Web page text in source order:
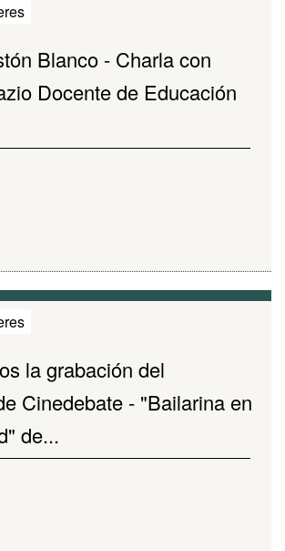
Blanco - Charla con
Docente de Educación
la grabación del
Cinedebate - "Bailarina en
de...